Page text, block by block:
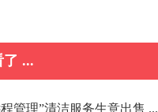
了 ...
管理”清洁服务生意出售 ...